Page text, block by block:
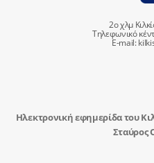
2ο χλμ
Τηλεφωνικό
E-mail:
Ηλεκτρονική εφημερίδα του
Σταύρος